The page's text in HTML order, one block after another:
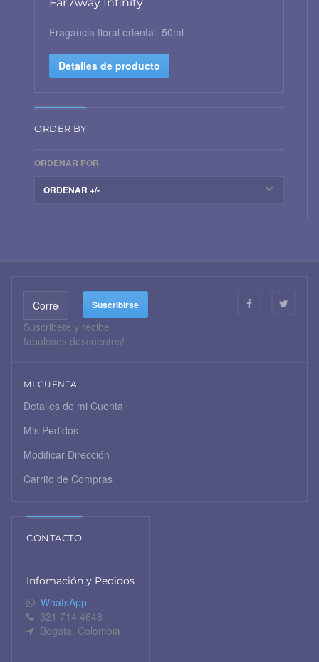
Fragancia floral oriental. 50ml
Detalles de producto
ORDER BY
ORDENAR POR
ORDENAR +/-
Suscribete y recibe
fabulosos descuentos!
MI CUENTA
Detalles de mi Cuenta
Mis Pedidos
Modificar Dirección
Carrito de Compras
CONTACTO
Infomación y Pedidos
WhatsApp
321 714 4648
Bogota, Colombia